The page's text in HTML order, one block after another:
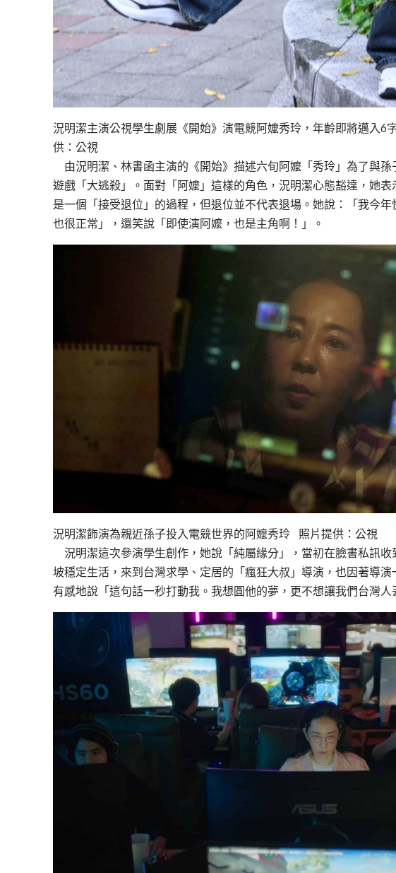
況明潔主演公視學生劇展《開始》演電競阿嬤秀玲，年齡即將邁入
供：公視
由況明潔、林書函主演的《開始》描述六旬阿嬤「秀玲」為了與
遊戲「大逃殺」。面對「阿嬤」這樣的角色，況明潔心態豁達，她
是一個「接受退位」的過程，但退位並不代表退場。她說：「我今
也很正常」，還笑說「即使演阿嬤，也是主角啊！」。
況明潔飾演為親近孫子投入電競世界的阿嬤秀玲 照片提供：公視
況明潔這次參演學生創作，她說「純屬緣分」，當初在臉書私訊
坡穩定生活，來到台灣求學、定居的「瘋狂大叔」導演，也因著導
有感地說「這句話一秒打動我。我想圓他的夢，更不想讓我們台灣人